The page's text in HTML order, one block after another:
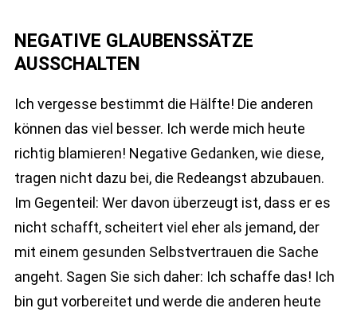
NEGATIVE GLAUBENSSÄTZE
AUSSCHALTEN
Ich vergesse bestimmt die Hälfte! Die anderen
können das viel besser. Ich werde mich heute
richtig blamieren! Negative Gedanken, wie diese,
tragen nicht dazu bei, die Redeangst abzubauen.
Im Gegenteil: Wer davon überzeugt ist, dass er es
nicht schafft, scheitert viel eher als jemand, der
mit einem gesunden Selbstvertrauen die Sache
angeht. Sagen Sie sich daher: Ich schaffe das! Ich
bin gut vorbereitet und werde die anderen heute